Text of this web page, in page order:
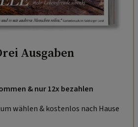
Ausgaben
& nur 12x bezahlen
wählen & kostenlos nach Hause